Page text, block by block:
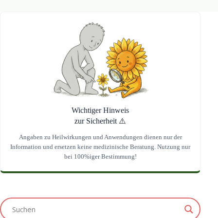
Wichtiger Hinweis
zur Sicherheit ⚠️
Angaben zu Heilwirkungen und Anwendungen dienen nur der
Information und ersetzen keine medizinische Beratung. Nutzung nur
bei 100%iger Bestimmung!